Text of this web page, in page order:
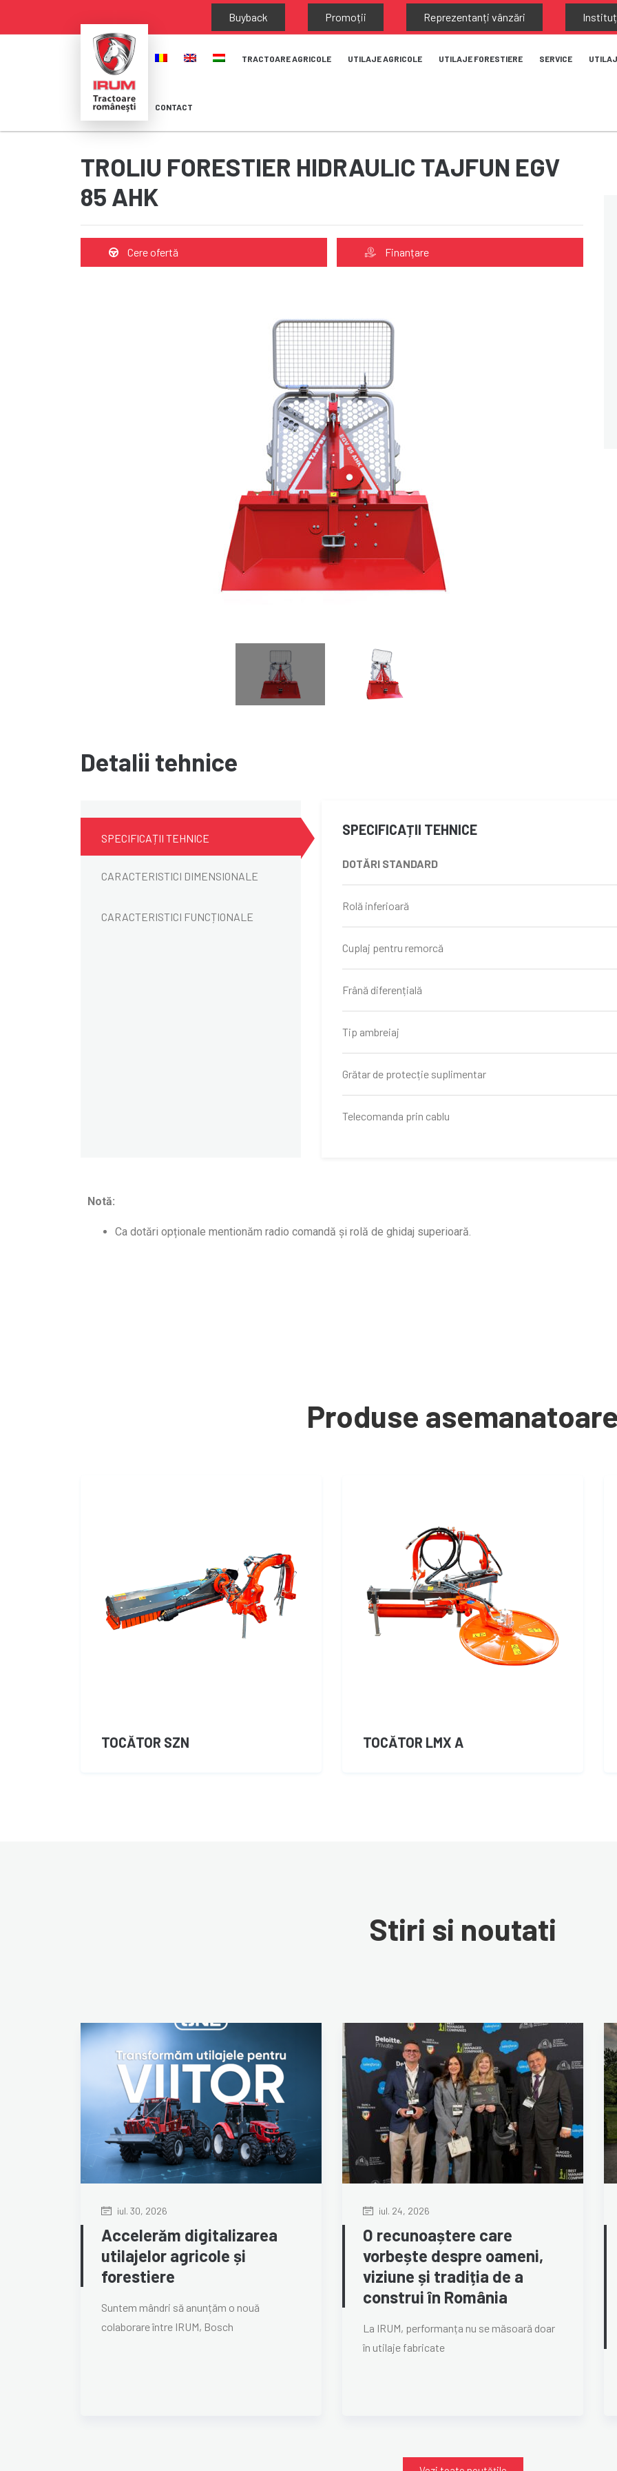
Buyback Promoții Reprezentanți vânzări
TRACTOARE AGRICOLE UTILAJE AGRICOLE UTILAJE FORESTIERE SERVICE
CONTACT
TROLIU FORESTIER HIDRAULIC TAJFUN EGV
85 AHK
Cere ofertă Finanțare
Detalii tehnice
SPECIFICAȚII TEHNICE
CARACTERISTICI DIMENSIONALE
CARACTERISTICI FUNCȚIONALE
SPECIFICAȚII TEHNICE
DOTĂRI STANDARD
Rolă inferioară
Cuplaj pentru remorcă
Frână diferențială
Tip ambreiaj
Grătar de protecție suplimentar
Telecomanda prin cablu
Notă:
Ca dotări opționale mentionăm radio comandă și rolă de ghidaj superioară.
Produse
TOCĂTOR SZN TOCĂTOR LMX A
Stiri si noutati
iul. 30, 2026
Accelerăm digitalizarea
utilajelor agricole și
forestiere
Suntem mândri să anunțăm o nouă
colaborare între IRUM, Bosch
iul. 24, 2026
O recunoaștere care
vorbește despre oameni,
viziune și tradiția de a
construi în România
La IRUM, performanța nu se măsoară doar
în utilaje fabricate